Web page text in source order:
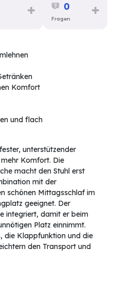
0
Fragen
Komfort
und flach
unterstützender
Komfort. Die
macht den Stuhl erst
mit der
schönen Mittagsschlaf im
geeignet. Der
integriert, damit er beim
Platz einnimmt.
die Klappfunktion und die
den Transport und